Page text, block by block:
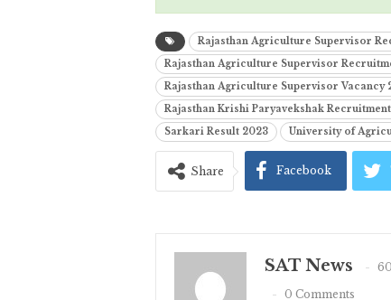
Rajasthan Agriculture Supervisor
Rajasthan Agriculture Supervisor
Rajasthan Agriculture Supervisor Vacancy
Rajasthan Krishi Paryavekshak
Sarkari Result 2023
University of
Share Facebook
SAT News
0 Comments